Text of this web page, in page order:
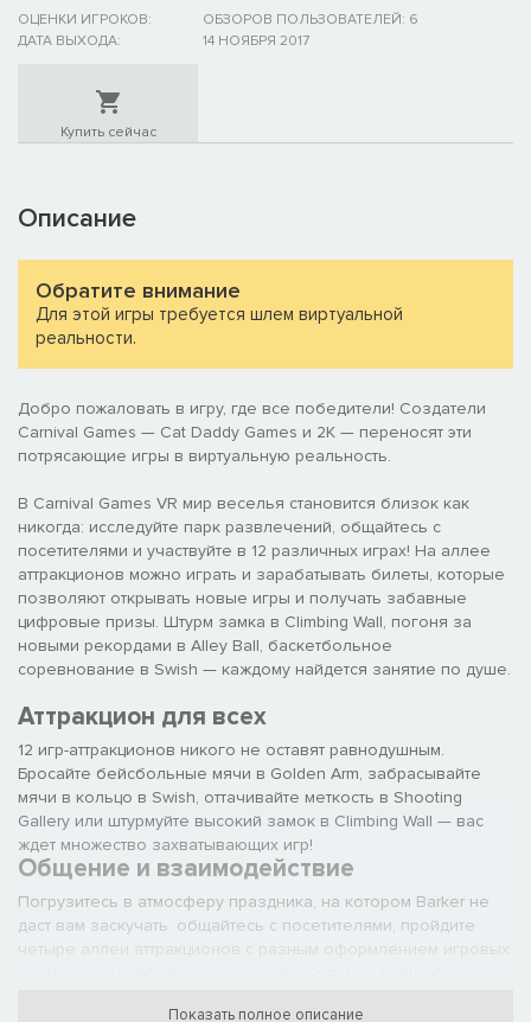
ОЦЕНКИ ИГРОКОВ:
ОБЗОРОВ ПОЛЬЗОВАТЕЛЕЙ: 6
ДАТА ВЫХОДА:
14 НОЯБРЯ 2017
Купить сейчас
Описание
Обратите внимание
Для этой игры требуется шлем виртуальной
реальности.
Добро пожаловать в игру, где все победители! Создатели
Carnival Games — Cat Daddy Games и 2K — переносят эти
потрясающие игры в виртуальную реальность.
В Carnival Games VR мир веселья становится близок как
никогда: исследуйте парк развлечений, общайтесь с
посетителями и участвуйте в 12 различных играх! На аллее
аттракционов можно играть и зарабатывать билеты, которые
позволяют открывать новые игры и получать забавные
цифровые призы. Штурм замка в Climbing Wall, погоня за
новыми рекордами в Alley Ball, баскетбольное
соревнование в Swish — каждому найдется занятие по душе.
Аттракцион для всех
12 игр-аттракционов никого не оставят равнодушным.
Бросайте бейсбольные мячи в Golden Arm, забрасывайте
мячи в кольцо в Swish, оттачивайте меткость в Shooting
Gallery или штурмуйте высокий замок в Climbing Wall — вас
ждет множество захватывающих игр!
Общение и взаимодействие
Погрузитесь в атмосферу праздника, на котором Barker не
даст вам заскучать: общайтесь с посетителями, пройдите
четыре аллеи аттракционов с разным оформлением игровых
Показать полное описание